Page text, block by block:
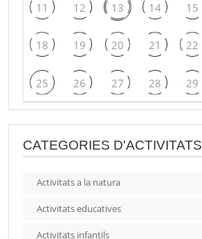
11 12 13 14 15
18 19 20 21 22
25 26 27 28 29
CATEGORIES D'ACTIVITATS
Activitats a la natura
Activitats educatives
Activitats infantils